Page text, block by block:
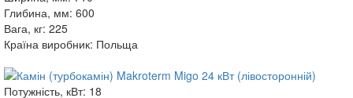
Глибина, мм: 600
Вага, кг: 225
Країна виробник: Польща
Потужність, кВт: 18